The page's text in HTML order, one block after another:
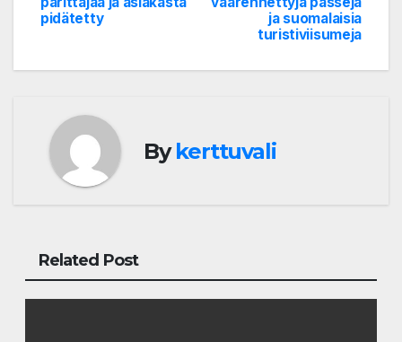
ja suomalaisia
turistiviisumeja
pidätetty
Bykerttuvali
Related Post